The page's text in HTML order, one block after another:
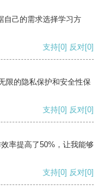
自己的需求选择学习方
支持[0] 反对[0]
限的隐私保护和安全性保
支持[0] 反对[0]
率提高了50%，让我能够
支持[0] 反对[0]